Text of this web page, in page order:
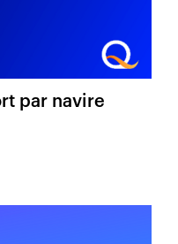
par navire